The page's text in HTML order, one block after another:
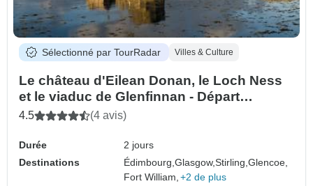
Sélectionné par TourRadar Villes & Culture
Le château d'Eilean Donan, le Loch Ness
et le viaduc de Glenfinnan - Départ
d'Édimbourg
4.5 (4 avis)
Durée
2 jours
Destinations
Édimbourg,Glasgow,Stirling,Glencoe,
Fort William, +2 de plus